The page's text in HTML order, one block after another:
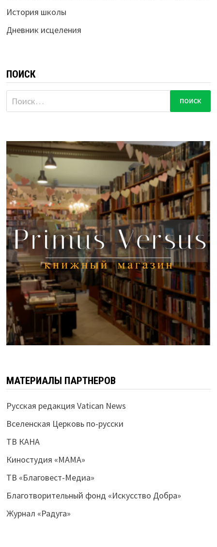
История школы
Дневник исцеления
ПОИСК
Найти:
МАТЕРИАЛЫ ПАРТНЕРОВ
Русская редакция Vatican News
Вселенская Церковь по-русски
ТВ КАНА
Киностудия «МАМА»
ТВ «Благовест-Медиа»
Благотворительный фонд «Искусство Добра»
Журнал «Радуга»